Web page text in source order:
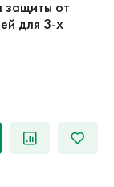
защиты от
для 3-х